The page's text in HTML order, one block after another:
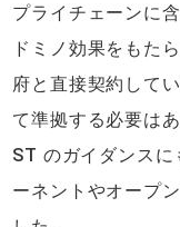
プライチェーンに
ドミノ効果をもた
府と直接契約して
て準拠する必要は
ST のガイダンスに
ーネントやオープ